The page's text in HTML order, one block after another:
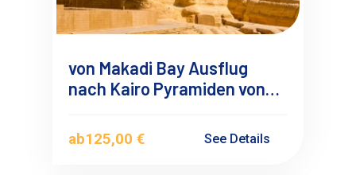
von Makadi Bay Ausflug
nach Kairo Pyramiden von
ab125,00 € See Details